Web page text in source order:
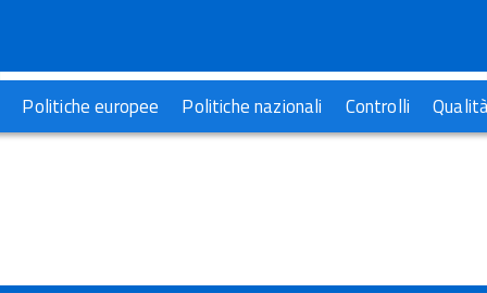
Politiche europee Politiche nazionali Controlli